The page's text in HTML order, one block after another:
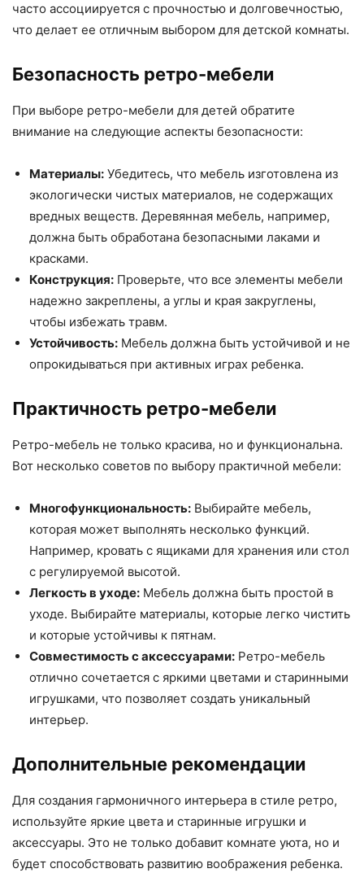
часто ассоциируется с прочностью и долговечностью,
что делает ее отличным выбором для детской комнаты.
Безопасность ретро-мебели
При выборе ретро-мебели для детей обратите
внимание на следующие аспекты безопасности:
Материалы: Убедитесь, что мебель изготовлена из
экологически чистых материалов, не содержащих
вредных веществ. Деревянная мебель, например,
должна быть обработана безопасными лаками и
красками.
Конструкция: Проверьте, что все элементы мебели
надежно закреплены, а углы и края закруглены,
чтобы избежать травм.
Устойчивость: Мебель должна быть устойчивой и не
опрокидываться при активных играх ребенка.
Практичность ретро-мебели
Ретро-мебель не только красива, но и функциональна.
Вот несколько советов по выбору практичной мебели:
Многофункциональность: Выбирайте мебель,
которая может выполнять несколько функций.
Например, кровать с ящиками для хранения или стол
с регулируемой высотой.
Легкость в уходе: Мебель должна быть простой в
уходе. Выбирайте материалы, которые легко чистить
и которые устойчивы к пятнам.
Совместимость с аксессуарами: Ретро-мебель
отлично сочетается с яркими цветами и старинными
игрушками, что позволяет создать уникальный
интерьер.
Дополнительные рекомендации
Для создания гармоничного интерьера в стиле ретро,
используйте яркие цвета и старинные игрушки и
аксессуары. Это не только добавит комнате уюта, но и
будет способствовать развитию воображения ребенка.